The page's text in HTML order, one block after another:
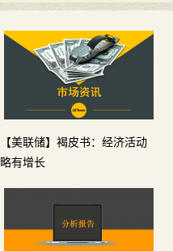
【美联储】褐皮书：经济活动
略有增长